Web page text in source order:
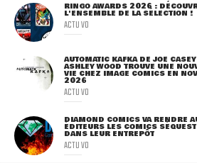
RINGO AWARDS 2026 :
L'ENSEMBLE DE LA SÉLECTION !
ACTU VO
AUTOMATIC KAFKA DE JOE
ASHLEY WOOD TROUVE UNE
VIE CHEZ IMAGE COMICS EN
2026
ACTU VO
DIAMOND COMICS VA RENDRE
ÉDITEURS LES COMICS
DANS LEUR ENTREPÔT
ACTU VO